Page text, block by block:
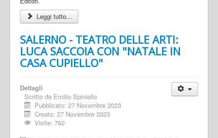
Leggi tutto...
SALERNO - TEATRO DELLE ARTI:
LUCA SACCOIA CON "NATALE IN
CASA CUPIELLO"
Dettagli
Scritto da Emilio Spiniello
Pubblicato: 27 Novembre 2023
Creato: 27 Novembre 2023
Visite: 762